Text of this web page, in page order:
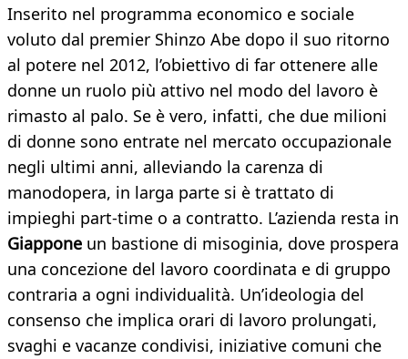
Inserito nel programma economico e sociale
voluto dal premier Shinzo Abe dopo il suo ritorno
al potere nel 2012, l’obiettivo di far ottenere alle
donne un ruolo più attivo nel modo del lavoro è
rimasto al palo. Se è vero, infatti, che due milioni
di donne sono entrate nel mercato occupazionale
negli ultimi anni, alleviando la carenza di
manodopera, in larga parte si è trattato di
impieghi part-time o a contratto. L’azienda resta in
Giappone un bastione di misoginia, dove prospera
una concezione del lavoro coordinata e di gruppo
contraria a ogni individualità. Un’ideologia del
consenso che implica orari di lavoro prolungati,
svaghi e vacanze condivisi, iniziative comuni che